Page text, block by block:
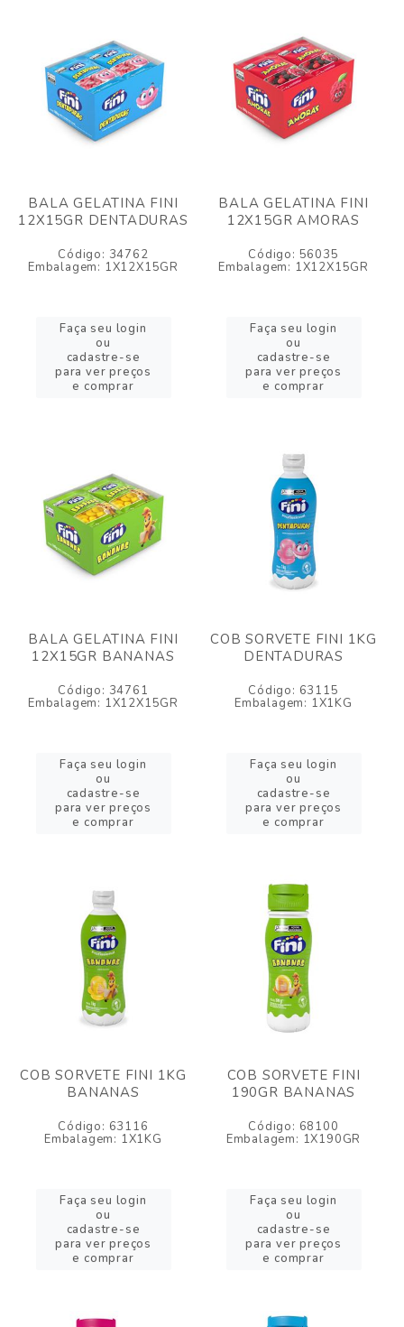
BALA GELATINA FINI
12X15GR DENTADURAS
Código: 34762
Embalagem: 1X12X15GR
Faça seu login
ou
cadastre-se
para ver preços
e comprar
BALA GELATINA FINI
12X15GR AMORAS
Código: 56035
Embalagem: 1X12X15GR
Faça seu login
ou
cadastre-se
para ver preços
e comprar
BALA GELATINA FINI
12X15GR BANANAS
Código: 34761
Embalagem: 1X12X15GR
Faça seu login
ou
cadastre-se
para ver preços
e comprar
COB SORVETE FINI 1KG
DENTADURAS
Código: 63115
Embalagem: 1X1KG
Faça seu login
ou
cadastre-se
para ver preços
e comprar
COB SORVETE FINI 1KG
BANANAS
Código: 63116
Embalagem: 1X1KG
Faça seu login
ou
cadastre-se
para ver preços
e comprar
COB SORVETE FINI
190GR BANANAS
Código: 68100
Embalagem: 1X190GR
Faça seu login
ou
cadastre-se
para ver preços
e comprar